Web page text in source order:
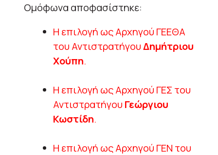
Ομόφωνα αποφασίστηκε:
Η επιλογή ως Αρχηγού ΓΕΕΘΑ
του ΑντιστρατήγουΔημήτριου
Χούπη.
Η επιλογή ως Αρχηγού ΓΕΣ του
Αντιστρατήγου Γεώργιου
Κωστίδη.
Η επιλογή ως Αρχηγού ΓΕΝ του